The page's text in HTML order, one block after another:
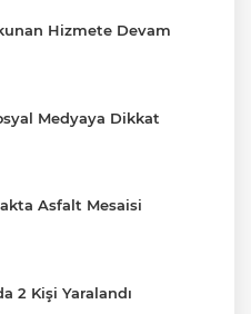
Hizmete Devam
Medyaya Dikkat
Asfalt Mesaisi
2 Kişi Yaralandı